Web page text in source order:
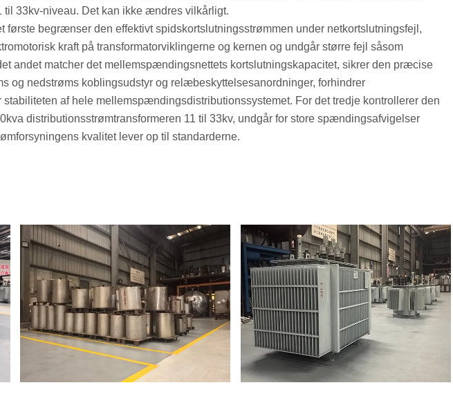
til 33kv-niveau. Det kan ikke ændres vilkårligt.
første begrænser den effektivt spidskortslutningsstrømmen under netkortslutningsfejl,
kraft på transformatorviklingerne og kernen og undgår større fejl såsom
andet matcher det mellemspændingsnettets kortslutningskapacitet, sikrer den præcise
og nedstrøms koblingsudstyr og relæbeskyttelsesanordninger, forhindrer
af ​​hele mellemspændingsdistributionssystemet. For det tredje kontrollerer den
distributionsstrømtransformeren 11 til 33kv, undgår for store spændingsafvigelser
kvalitet lever op til standarderne.